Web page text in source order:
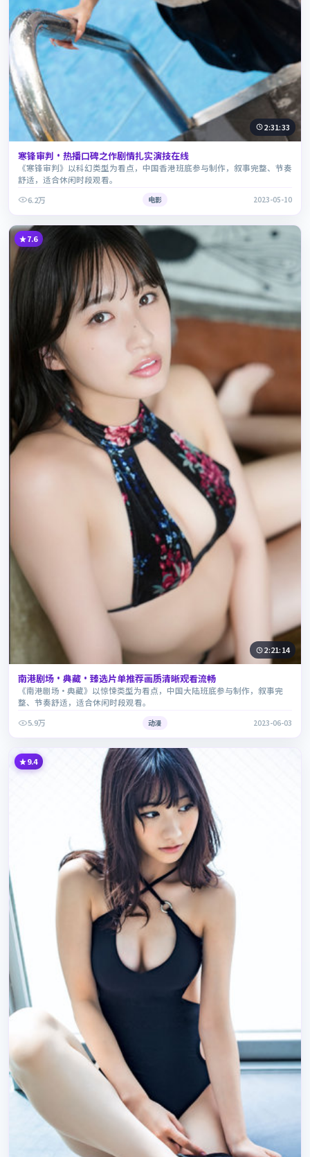
2:31:33
寒锋审判·热播口碑之作剧情扎实演技在线
《寒锋审判》以科幻类型为看点，中国香港班底参与制作，叙事完整、节奏
舒适，适合休闲时段观看。
6.2万
电影 2023-05-10
7.6
2:21:14
南港剧场·典藏·臻选片单推荐画质清晰观看流畅
《南港剧场·典藏》以惊悚类型为看点，中国大陆班底参与制作，叙事完
整、节奏舒适，适合休闲时段观看。
5.9万
动漫 2023-06-03
9.4